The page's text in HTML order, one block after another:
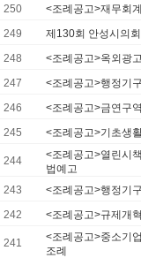
250
<조례공고>재무회
249
제130회 안성시의
248
<조례공고>옥외광
247
<조례공고>행정기
246
<조례공고>금연구
245
<조례공고>기초생
244
<조례공고>열린시
법예고
243
<조례공고>행정기
242
<조례공고>규제개
241
<조례공고>중소기
조례